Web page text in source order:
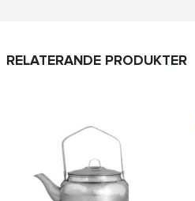
RELATERANDE PRODUKTER